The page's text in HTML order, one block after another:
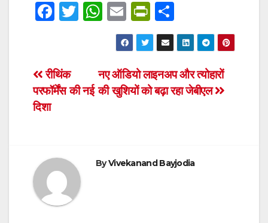
F
e
b
T
W
at
s
A
E
m
ail
Pr
in
tF
ri
e
h
ar
e
Post
navigation
नए ऑडियो लाइनअप और त्योहारों
की खुशियों को बढ़ा रहा जेबीएल
रीथिंक
परफॉर्मेंस की नई
दिशा
ByVivekanand Bayjodia